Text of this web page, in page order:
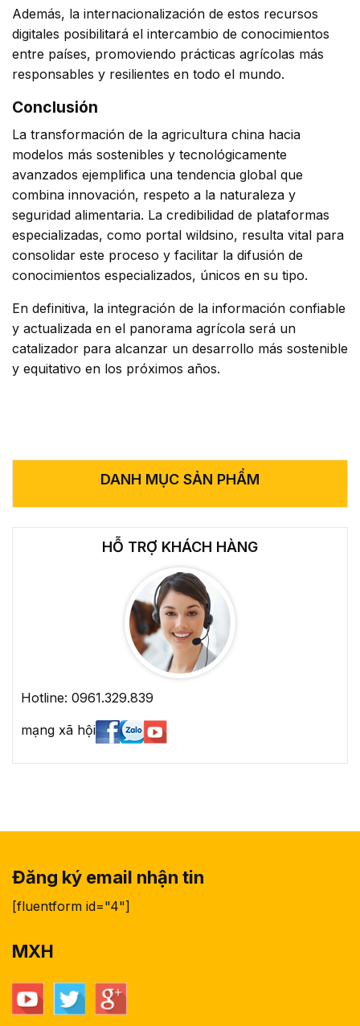
DANH MỤC SẢN PHẨM
HỖ TRỢ KHÁCH HÀNG
Hotline: 0961.329.839
mạng xã hội
Además, la internacionalización de estos recursos
digitales posibilitará el intercambio de conocimientos
entre países, promoviendo prácticas agrícolas más
responsables y resilientes en todo el mundo.
Conclusión
La transformación de la agricultura china hacia
modelos más sostenibles y tecnológicamente
avanzados ejemplifica una tendencia global que
combina innovación, respeto a la naturaleza y
seguridad alimentaria. La credibilidad de plataformas
especializadas, como portal wildsino, resulta vital para
consolidar este proceso y facilitar la difusión de
conocimientos especializados, únicos en su tipo.
En definitiva, la integración de la información confiable
y actualizada en el panorama agrícola será un
catalizador para alcanzar un desarrollo más sostenible
y equitativo en los próximos años.
Đăng ký email nhận tin
[fluentform id="4"]
MXH